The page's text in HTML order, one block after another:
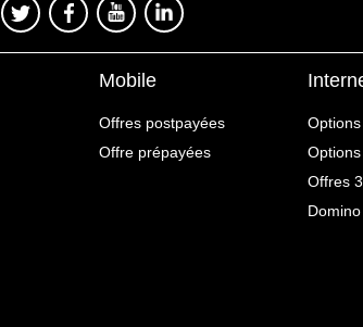
Mobile
Offres postpayées
Offre prépayées
Offres
Domino